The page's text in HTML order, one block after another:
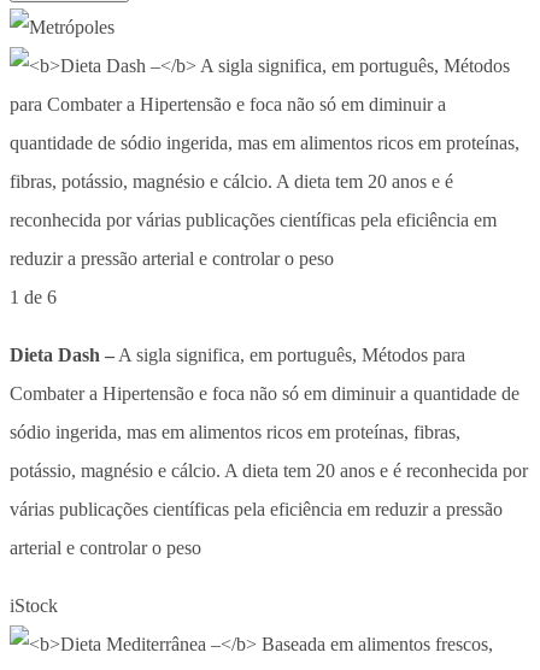
1 de 6
Dieta Dash – A sigla significa, em português, Métodos para
Combater a Hipertensão e foca não só em diminuir a quantidade de
sódio ingerida, mas em alimentos ricos em proteínas, fibras,
potássio, magnésio e cálcio. A dieta tem 20 anos e é reconhecida por
várias publicações científicas pela eficiência em reduzir a pressão
arterial e controlar o peso
iStock